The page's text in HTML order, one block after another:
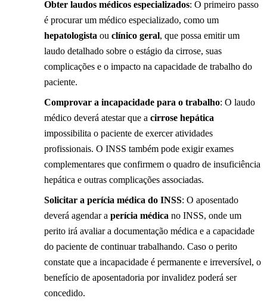
Obter laudos médicos especializados: O primeiro passo
é procurar um médico especializado, como um
hepatologista ou clínico geral, que possa emitir um
laudo detalhado sobre o estágio da cirrose, suas
complicações e o impacto na capacidade de trabalho do
paciente.
Comprovar a incapacidade para o trabalho: O laudo
médico deverá atestar que a cirrose hepática
impossibilita o paciente de exercer atividades
profissionais. O INSS também pode exigir exames
complementares que confirmem o quadro de insuficiência
hepática e outras complicações associadas.
Solicitar a perícia médica do INSS: O aposentado
deverá agendar a perícia médica no INSS, onde um
perito irá avaliar a documentação médica e a capacidade
do paciente de continuar trabalhando. Caso o perito
constate que a incapacidade é permanente e irreversível, o
benefício de aposentadoria por invalidez poderá ser
concedido.